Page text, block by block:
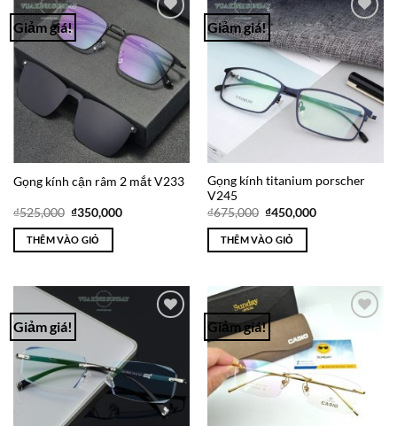
Giảm giá!
Wishlist
Gọng kính cận râm 2 mắt V233
₫525,000 Giá
là:
₫525,000.
₫350,000Giá
THÊM VÀO GIỎ
Giảm giá!
Add to
Wishlist
Gọng kính titanium porscher
V245
₫675,000 Giá
là:
₫675,000.
₫450,000Giá
THÊM VÀO GIỎ
Giảm giá! Giảm giá!
Wishlist